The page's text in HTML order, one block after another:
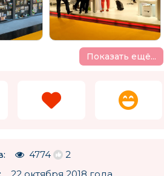
Показать ещё...
4774
2